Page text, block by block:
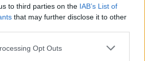
to third parties on the IAB’s List of
that may further disclose it to other
app uses one or more Google
Opt Outs